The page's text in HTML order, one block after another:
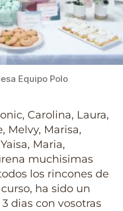
Equipo Polo
Carolina, Laura,
Melvy, Marisa,
Maria,
muchisimas
los rincones de
ha sido un
dias con vosotras